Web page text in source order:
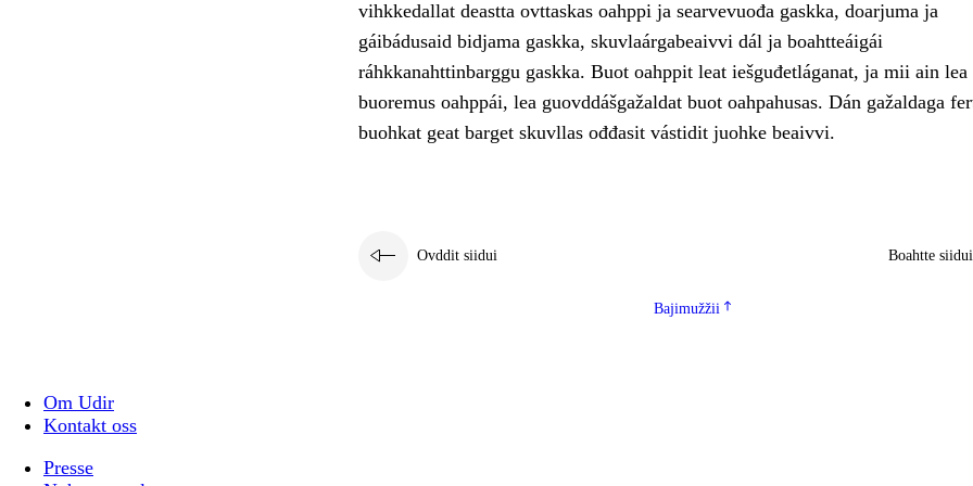
vihkkedallat deastta ovttaskas oahppi ja searvevuođa gaskka, doarjuma ja
gáibádusaid bidjama gaskka, skuvlaárgabeaivvi dál ja boahtteáigái
ráhkkanahttinbarggu gaskka. Buot oahppit leat iešguđetláganat, ja mii ain lea
buoremus oahppái, lea guovddášgažaldat buot oahpahusas. Dán gažaldaga
buohkat geat barget skuvllas ođđasit vástidit juohke beaivvi.
Ovddit siidui Boahtte siidui
Bajimužžii
Om Udir
Kontakt oss
Presse